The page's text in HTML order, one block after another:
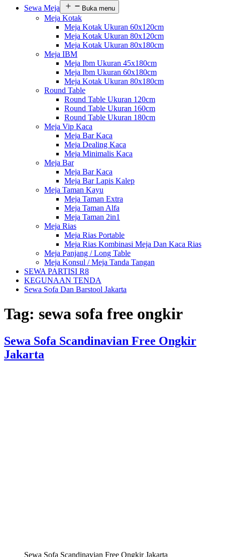
Sewa Meja
Buka menu
Meja Kotak
Meja Kotak Ukuran 60x120cm
Meja Kotak Ukuran 80x120cm
Meja Kotak Ukuran 80x180cm
Meja IBM
Meja Ibm Ukuran 45x180cm
Meja Ibm Ukuran 60x180cm
Meja Kotak Ukuran 80x180cm
Round Table
Round Table Ukuran 120cm
Round Table Ukuran 160cm
Round Table Ukuran 180cm
Meja Vip Kaca
Meja Bar Kaca
Meja Dealing Kaca
Meja Minimalis Kaca
Meja Bar
Meja Bar Kaca
Meja Bar Lapis Kalep
Meja Taman Kayu
Meja Taman Extra
Meja Taman Alfa
Meja Taman 2in1
Meja Rias
Meja Rias Portable
Meja Rias Kombinasi Meja Dan Kaca Rias
Meja Panjang / Long Table
Meja Konsul / Meja Tanda Tangan
SEWA PARTISI R8
KEGUNAAN TENDA
Sewa Sofa Dan Barstool Jakarta
Tag: sewa sofa free ongkir
Sewa Sofa Scandinavian Free Ongkir
Jakarta
Sewa Sofa Scandinavian Free Ongkir Jakarta